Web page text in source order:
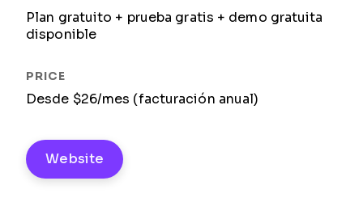
Plan gratuito + prueba gratis + demo gratuita
disponible
Desde $26/mes (facturación anual)
Website